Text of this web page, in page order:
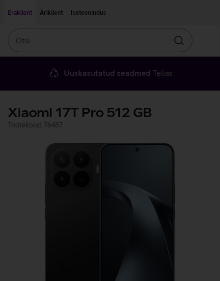
Eraklient
Äriklient Iseteenindus
Otsin
Uuskasutatud seadmed Telias
Xiaomi 17T Pro 512 GB
Tootekood: 76487